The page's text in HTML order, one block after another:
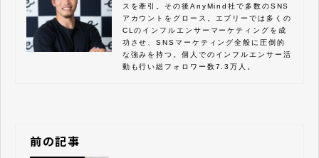
スを牽引。その後AnyMind社で多数のSNS
アカウントをグロース。エブリーでは多くの
CLのインフルエンサーマーケティングを成
功させ、SNSマーケティング全般に圧倒的
な強みを持つ。個人でのインフルエンサー活
動も行い総フォロワー数7.3万人。
前の記事